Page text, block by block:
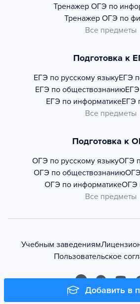
Добавить в
Тренажер ОГЭ по
Тренажер ОГЭ по
Все предметы
Подготовка к
ЕГЭ по русскому языкуЕГЭ
ЕГЭ по обществознаниюЕГЭ
ЕГЭ по информатикеЕГЭ
Все предметы
Подготовка к
ОГЭ по русскому языкуОГЭ
ОГЭ по обществознанию
ОГЭ по информатикеОГЭ
Все предметы
Учебным заведениям
Пользовательское